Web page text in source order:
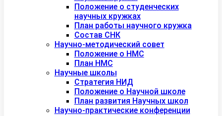
Положение о студенческих
научных кружках
План работы научного кружка
Состав СНК
Научно-методический совет
Положение о НМС
План НМС
Научные школы
Стратегия НИД
Положение о Научной школе
План развития Научных школ
Научно-практические конференции